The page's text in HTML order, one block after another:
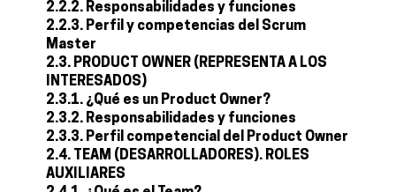
2.2.2. Responsabilidades y funciones
2.2.3. Perfil y competencias del Scrum
Master
2.3. PRODUCT OWNER (REPRESENTA A LOS
INTERESADOS)
2.3.1. ¿Qué es un Product Owner?
2.3.2. Responsabilidades y funciones
2.3.3. Perfil competencial del Product Owner
2.4. TEAM (DESARROLLADORES). ROLES
AUXILIARES